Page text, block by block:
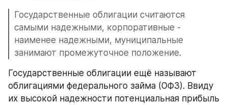
Государственные облигации считаются
самыми надежными, корпоративные -
наименее надежными, муниципальные
занимают промежуточное положение.
Государственные облигации ещё называют
облигациями федерального займа (ОФЗ). Ввиду
их высокой надежности потенциальная прибыль